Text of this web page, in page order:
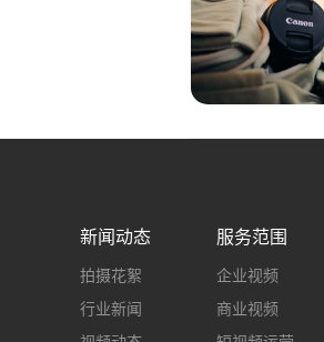
新闻动态
拍摄花絮
行业新闻
服务范围
企业视频
商业视频